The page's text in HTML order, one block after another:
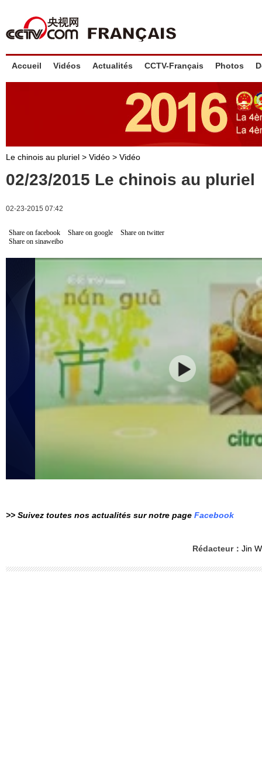
Accueil Vidéos Actualités CCTV-Français Photos
Le chinois au pluriel > Vidéo > Vidéo
02/23/2015 Le chinois au pluriel
02-23-2015 07:42
Share on facebook Share on google
Share on twitter
Share on sinaweibo
>> Suivez toutes nos actualités sur notre page Facebook
Rédacteur： Jin